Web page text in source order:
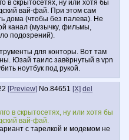
в скрытосетях, ну или хотя бы
вай-фай. При этом сам
дома (чтобы без палева). Не
канал (музычку, фильмы,
подозрений).
для конторы. Вот там
Юзай таилс завёрнутый в vpn
ноутбук под рукой.
[Preview] No.84651 [X] del
в скрытосетях, ну или хотя бы
вай-фай.
с тарелкой и модемом не